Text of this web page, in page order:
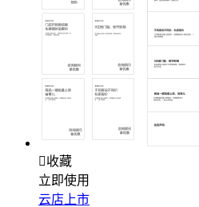
收藏
立即使用
云店上市